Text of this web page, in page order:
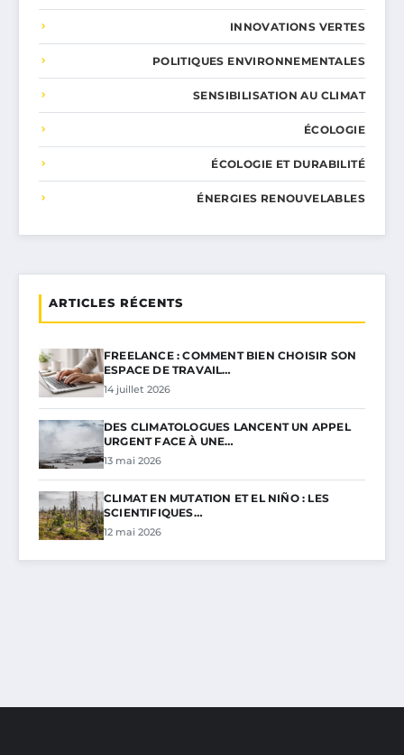
INNOVATIONS VERTES
POLITIQUES ENVIRONNEMENTALES
SENSIBILISATION AU CLIMAT
ÉCOLOGIE
ÉCOLOGIE ET DURABILITÉ
ÉNERGIES RENOUVELABLES
ARTICLES RÉCENTS
FREELANCE : COMMENT BIEN CHOISIR SON
ESPACE DE TRAVAIL…
14 juillet 2026
DES CLIMATOLOGUES LANCENT UN APPEL
URGENT FACE À UNE…
13 mai 2026
CLIMAT EN MUTATION ET EL NIÑO : LES
SCIENTIFIQUES…
12 mai 2026